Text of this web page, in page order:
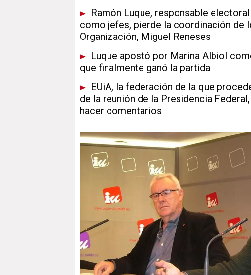
Ramón Luque, responsable
como jefes, pierde la coordinación
Organización, Miguel Reneses
Luque apostó por Marina Albiol
que finalmente ganó la partida
EUiA, la federación de la que
de la reunión de la Presidencia
hacer comentarios